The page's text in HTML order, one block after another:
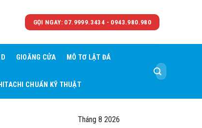
GỌI NGAY: 07.9999.3434 - 0943.980.980
GIOĂNG CỬA MÔ TƠ LẬT ĐÁ
CHUẨN KỸ THUẬT
Tìm
kiếm:
Tháng 8 2026